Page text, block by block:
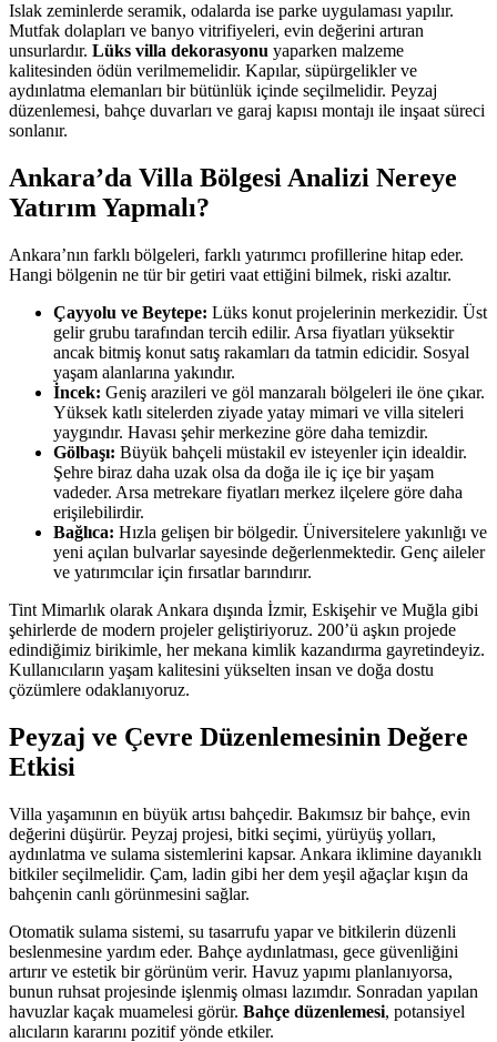
Islak zeminlerde seramik, odalarda ise parke uygulaması yapılır.
Mutfak dolapları ve banyo vitrifiyeleri, evin değerini artıran
unsurlardır. Lüks villa dekorasyonu yaparken malzeme
kalitesinden ödün verilmemelidir. Kapılar, süpürgelikler ve
aydınlatma elemanları bir bütünlük içinde seçilmelidir. Peyzaj
düzenlemesi, bahçe duvarları ve garaj kapısı montajı ile inşaat süreci
sonlanır.
Ankara’da Villa Bölgesi Analizi Nereye
Yatırım Yapmalı?
Ankara’nın farklı bölgeleri, farklı yatırımcı profillerine hitap eder.
Hangi bölgenin ne tür bir getiri vaat ettiğini bilmek, riski azaltır.
Çayyolu ve Beytepe: Lüks konut projelerinin merkezidir. Üst
gelir grubu tarafından tercih edilir. Arsa fiyatları yüksektir
ancak bitmiş konut satış rakamları da tatmin edicidir. Sosyal
yaşam alanlarına yakındır.
İncek: Geniş arazileri ve göl manzaralı bölgeleri ile öne çıkar.
Yüksek katlı sitelerden ziyade yatay mimari ve villa siteleri
yaygındır. Havası şehir merkezine göre daha temizdir.
Gölbaşı: Büyük bahçeli müstakil ev isteyenler için idealdir.
Şehre biraz daha uzak olsa da doğa ile iç içe bir yaşam
vadeder. Arsa metrekare fiyatları merkez ilçelere göre daha
erişilebilirdir.
Bağlıca: Hızla gelişen bir bölgedir. Üniversitelere yakınlığı ve
yeni açılan bulvarlar sayesinde değerlenmektedir. Genç aileler
ve yatırımcılar için fırsatlar barındırır.
Tint Mimarlık olarak Ankara dışında İzmir, Eskişehir ve Muğla gibi
şehirlerde de modern projeler geliştiriyoruz. 200’ü aşkın projede
edindiğimiz birikimle, her mekana kimlik kazandırma gayretindeyiz.
Kullanıcıların yaşam kalitesini yükselten insan ve doğa dostu
çözümlere odaklanıyoruz.
Peyzaj ve Çevre Düzenlemesinin Değere
Etkisi
Villa yaşamının en büyük artısı bahçedir. Bakımsız bir bahçe, evin
değerini düşürür. Peyzaj projesi, bitki seçimi, yürüyüş yolları,
aydınlatma ve sulama sistemlerini kapsar. Ankara iklimine dayanıklı
bitkiler seçilmelidir. Çam, ladin gibi her dem yeşil ağaçlar kışın da
bahçenin canlı görünmesini sağlar.
Otomatik sulama sistemi, su tasarrufu yapar ve bitkilerin düzenli
beslenmesine yardım eder. Bahçe aydınlatması, gece güvenliğini
artırır ve estetik bir görünüm verir. Havuz yapımı planlanıyorsa,
bunun ruhsat projesinde işlenmiş olması lazımdır. Sonradan yapılan
havuzlar kaçak muamelesi görür. Bahçe düzenlemesi, potansiyel
alıcıların kararını pozitif yönde etkiler.